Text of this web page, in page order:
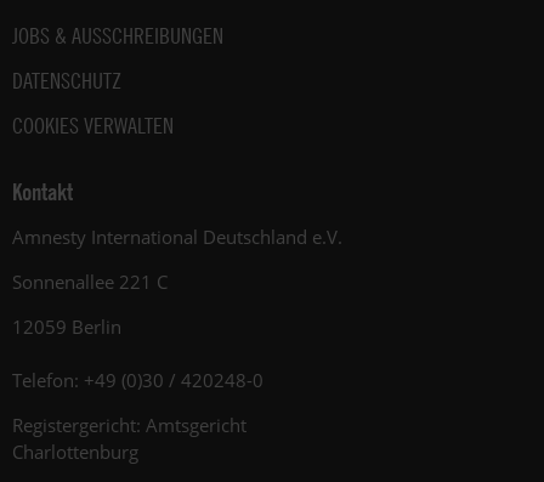
JOBS & AUSSCHREIBUNGEN
DATENSCHUTZ
COOKIES VERWALTEN
Kontakt
Amnesty International Deutschland e.V.
Sonnenallee 221 C
12059 Berlin
Telefon: +49 (0)30 / 420248-0
Registergericht: Amtsgericht
Charlottenburg